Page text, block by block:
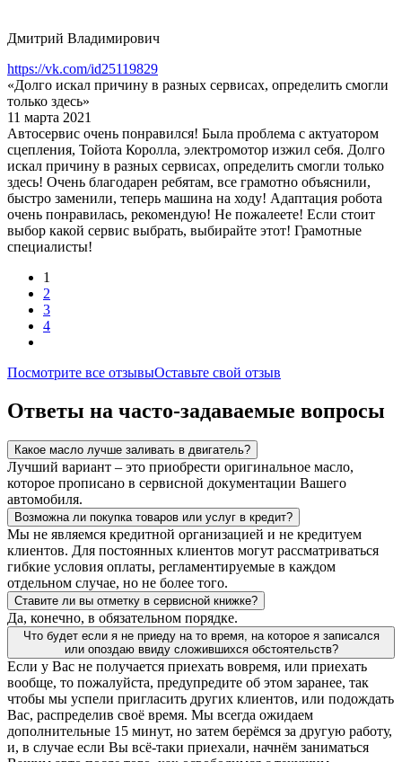
Дмитрий Владимирович
https://vk.com/id25119829
«Долго искал причину в разных сервисах, определить смогли
только здесь»
11 марта 2021
Автосервис очень понравился! Была проблема с актуатором
сцепления, Тойота Королла, электромотор изжил себя. Долго
искал причину в разных сервисах, определить смогли только
здесь! Очень благодарен ребятам, все грамотно объяснили,
быстро заменили, теперь машина на ходу! Адаптация робота
очень понравилась, рекомендую! Не пожалеете! Если стоит
выбор какой сервис выбрать, выбирайте этот! Грамотные
специалисты!
1
2
3
4
Посмотрите все отзывыОставьте свой отзыв
Ответы на часто-задаваемые вопросы
Какое масло лучше заливать в двигатель?
Лучший вариант – это приобрести оригинальное масло,
которое прописано в сервисной документации Вашего
автомобиля.
Возможна ли покупка товаров или услуг в кредит?
Мы не являемся кредитной организацией и не кредитуем
клиентов. Для постоянных клиентов могут рассматриваться
гибкие условия оплаты, регламентируемые в каждом
отдельном случае, но не более того.
Ставите ли вы отметку в сервисной книжке?
Да, конечно, в обязательном порядке.
Что будет если я не приеду на то время, на которое я записался
или опоздаю ввиду сложившихся обстоятельств?
Если у Вас не получается приехать вовремя, или приехать
вообще, то пожалуйста, предупредите об этом заранее, так
чтобы мы успели пригласить других клиентов, или подождать
Вас, распределив своё время. Мы всегда ожидаем
дополнительные 15 минут, но затем берёмся за другую работу,
и, в случае если Вы всё-таки приехали, начнём заниматься